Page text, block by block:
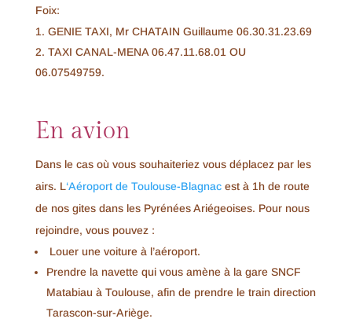
Foix:
GENIE TAXI, Mr CHATAIN Guillaume 06.30.31.23.69
TAXI CANAL-MENA 06.47.11.68.01 OU
06.07549759.
En avion
Dans le cas où vous souhaiteriez vous déplacez par les
airs. L‘Aéroport de Toulouse-Blagnac est à 1h de route
de nos gites dans les Pyrénées Ariégeoises. Pour nous
rejoindre, vous pouvez :
Louer une voiture à l’aéroport.
Prendre la navette qui vous amène à la gare SNCF
Matabiau à Toulouse, afin de prendre le train direction
Tarascon-sur-Ariège.